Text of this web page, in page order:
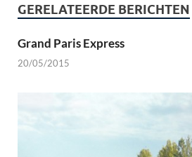
GERELATEERDE BERICHTEN
Grand Paris Express
20/05/2015